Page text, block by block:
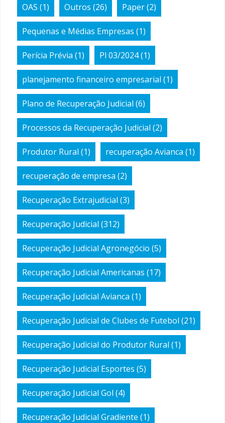
OAS (1) Outros (26) Paper(2)
Pequenas e Médias Empresas (1)
Perícia Prévia (1) Pl 03/2024(1)
planejamento financeiro empresarial (1)
Plano de Recuperação Judicial (6)
Processos da Recuperação Judicial (2)
Produtor Rural (1) recuperação Avianca (1)
recuperação de empresa (2)
Recuperação Extrajudicial (3)
Recuperação Judicial (312)
Recuperação Judicial Agronegócio (5)
Recuperação Judicial Americanas (17)
Recuperação Judicial Avianca (1)
Recuperação Judicial de Clubes de Futebol (21)
Recuperação Judicial do Produtor Rural (1)
Recuperação Judicial Esportes (5)
Recuperação Judicial Gol (4)
Recuperação Judicial Gradiente (1)